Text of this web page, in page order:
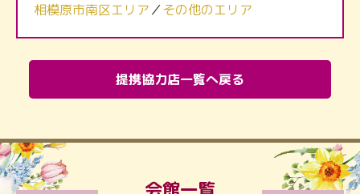
相模原市南区エリア／その他のエリア
提携協力店一覧へ戻る